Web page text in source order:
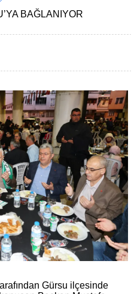
BAĞLANIYOR
Gürsu ilçesinde